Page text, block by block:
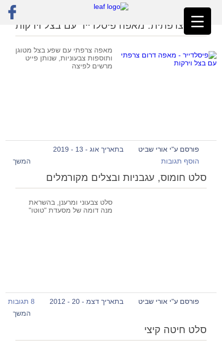
ראשי»בצל
פיצה צרפתית: מאפה פיסלדייר עם בצל וירקות
מאפה צרפתי עם שפע בצל מטוגן
ותוספות צבעוניות, שנותן פייט
מרשים לפיצה
פורסם ע"י אורי שביט
בתאריך אוג - 13 - 2019
הוסף תגובות
המשך
סלט חומוס, עגבניות ובצלים מקורמלים
סלט צבעוני ומרענן, בהשראת
מנה דומה של מסעדת "טוטו"
פורסם ע"י אורי שביט בתאריך דצמ - 20 - 2012
8 תגובות
המשך
סלט חיטה קיצי